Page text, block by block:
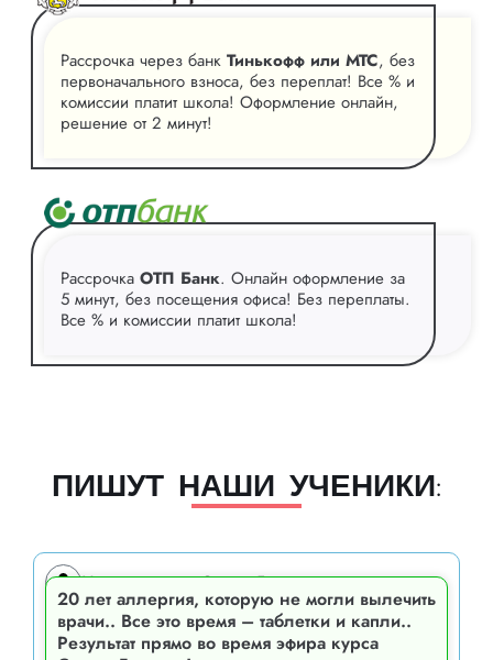
Рассрочка через банк Тинькофф или МТС, без
первоначального взноса, без переплат! Все % и
комиссии платит школа! Оформление онлайн,
решение от 2 минут!
Рассрочка ОТП Банк. Онлайн оформление за
5 минут, без посещения офиса! Без переплаты.
Все % и комиссии платит школа!
ПИШУТ НАШИ УЧЕНИКИ:
Ученица курса Сатори-Графика
20 лет аллергия, которую не могли вылечить
врачи.. Все это время – таблетки и капли..
Результат прямо во время эфира курса